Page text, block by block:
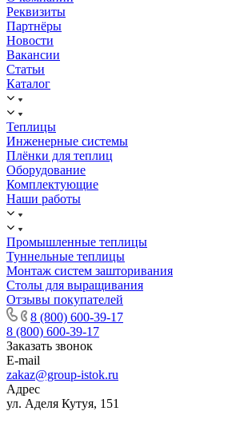
Реквизиты
Партнёры
Новости
Вакансии
Статьи
Каталог
Теплицы
Инженерные системы
Плёнки для теплиц
Оборудование
Комплектующие
Наши работы
Промышленные теплицы
Туннельные теплицы
Монтаж систем зашторивания
Столы для выращивания
Отзывы покупателей
8 (800) 600-39-17
8 (800) 600-39-17
Заказать звонок
E-mail
zakaz@group-istok.ru
Адрес
ул. Аделя Кутуя, 151